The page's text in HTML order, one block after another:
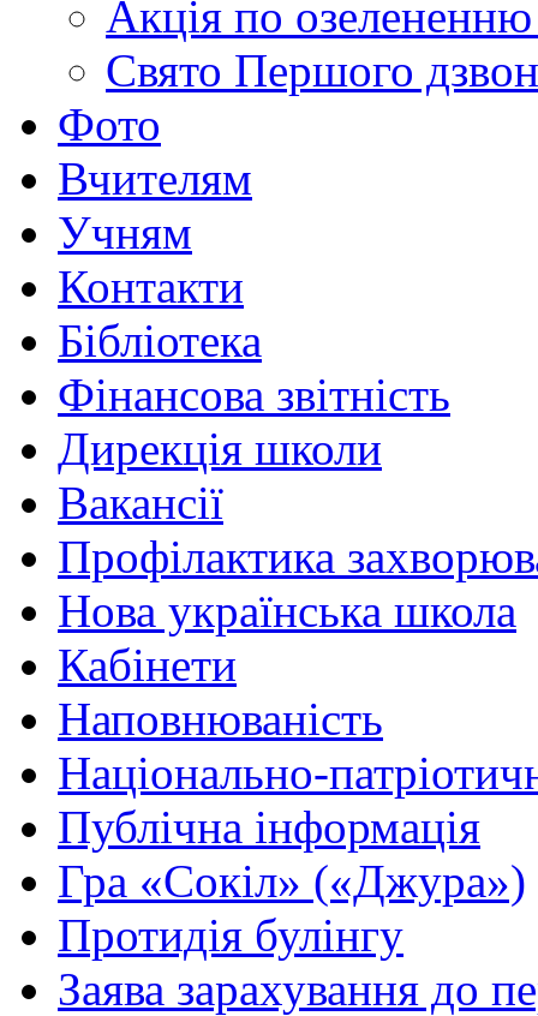
Акція по озелененню
Свято Першого
Фото
Вчителям
Учням
Контакти
Бібліотека
Фінансова звітність
Дирекція школи
Вакансії
Профілактика
Нова українська школа
Кабінети
Наповнюваність
Національно-
Публічна інформація
Гра «Сокіл» («Джура»)
Протидія булінгу
Заява зарахування до